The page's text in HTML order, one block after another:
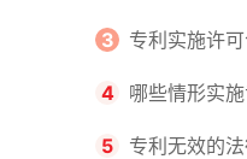
请不同类型的专
3 专利实施许
主要义务？专利
许可合同有什么
4 哪些情形实
利强制许可的前
5 专利无效的